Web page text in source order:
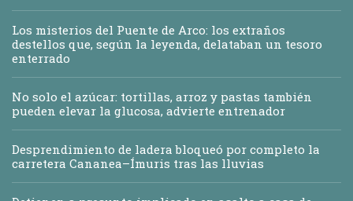
Los misterios del Puente de Arco: los extraños
destellos que, según la leyenda, delataban un tesoro
enterrado
No solo el azúcar: tortillas, arroz y pastas también
pueden elevar la glucosa, advierte entrenador
Desprendimiento de ladera bloqueó por completo la
carretera Cananea–Ímuris tras las lluvias